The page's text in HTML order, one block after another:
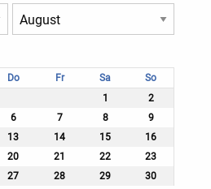
Do Fr Sa
So
1
2
6 7 8
9
13 14 15
16
20 21 22
23
27 28 29
30